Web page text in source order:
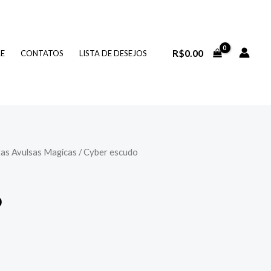
CONTATOS LISTA DE DESEJOS R$0.00
Avulsas Magicas / Cyber escudo